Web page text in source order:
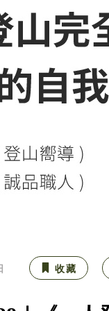
收藏